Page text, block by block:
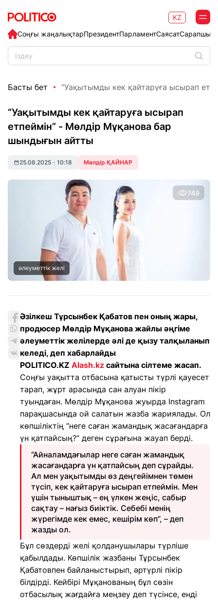
Соңғы жаңалықтарПрезидентПарламентСаясат
KZ
Басты бет “Уақытымды кек қайтаруға ысырап
“Уақытымды кек қайтаруға ысырап
етпеймін” - Мөлдір Мұқанова бар
шындығын айтты
25.08.2025 • 10:18 Мөлдір ҚАЙНАР
749
әлеуметтік желі
Әзілкеш Тұрсынбек Қабатов пен оның жары,
продюсер Мөлдір Мұқанова жайлы әңгіме
әлеуметтік желілерде әлі де қызу талқыланып
келеді, деп хабарлайды
POLITICO.KZ Alash.kz сайтына сілтеме жасап.
Соңғы уақытта отбасына қатысты түрлі қауесет
тарап, жұрт арасында сан алуан пікір
туындаған. Мөлдір Мұқанова жуырда Instagram
парақшасында ой салатын жазба жариялады. Ол
көпшіліктің “неге саған жамандық жасағандарға
үн қатпайсың?” деген сұрағына жауап берді.
“Айналамдағылар неге саған жамандық
жасағандарға үн қатпайсың деп сұрайды.
Ал мен уақытымды өз деңгейімнен төмен
түсіп, кек қайтаруға ысырап етпеймін. Мен
үшін тыныштық – ең үлкен жеңіс, сабыр
сақтау – нағыз биіктік. Себебі менің
жүрегімде кек емес, кешірім көп”, – деп
жазды ол.
Бұл сөздерді желі қолданушылары түрліше
қабылдады. Көпшілік жазбаны Тұрсынбек
Қабатовпен байланыстырып, әртүрлі пікір
білдірді. Кейбірі Мұқанованың бұл сөзін
отбасылық жағдайға меңзеу деп түсінсе, енді